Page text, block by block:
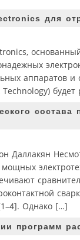
для
аппаратов
Даллакян
Однако […]
программ